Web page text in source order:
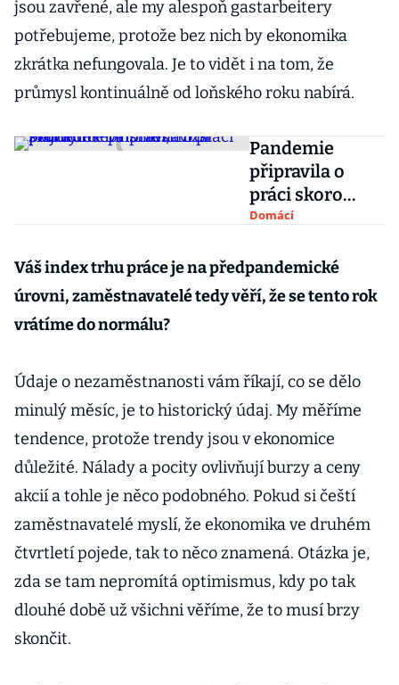
jsou zavřené, ale my alespoň gastarbeitery
potřebujeme, protože bez nich by ekonomika
zkrátka nefungovala. Je to vidět i na tom, že
průmysl kontinuálně od loňského roku nabírá.
Pandemie
připravila o
práci skoro
desetinu lidí,
Další řeší nižší
příjmy
Domácí
Váš index trhu práce je na předpandemické
úrovni, zaměstnavatelé tedy věří, že se tento rok
vrátíme do normálu?
Údaje o nezaměstnanosti vám říkají, co se dělo
minulý měsíc, je to historický údaj. My měříme
tendence, protože trendy jsou v ekonomice
důležité. Nálady a pocity ovlivňují burzy a ceny
akcií a tohle je něco podobného. Pokud si čeští
zaměstnavatelé myslí, že ekonomika ve druhém
čtvrtletí pojede, tak to něco znamená. Otázka je,
zda se tam nepromítá optimismus, kdy po tak
dlouhé době už všichni věříme, že to musí brzy
skončit.